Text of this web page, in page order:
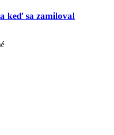
keď sa zamiloval